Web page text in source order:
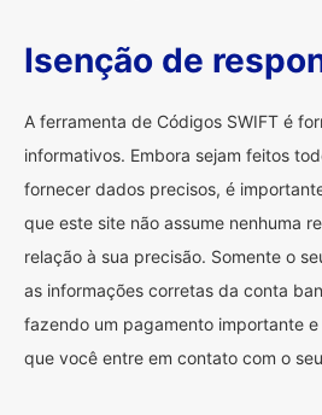
Isenção de
A ferramenta de Códigos SWIFT é
informativos. Embora sejam feitos
fornecer dados precisos, é
que este site não assume nenhuma
relação à sua precisão. Somente o
as informações corretas da conta
fazendo um pagamento importante
que você entre em contato com o